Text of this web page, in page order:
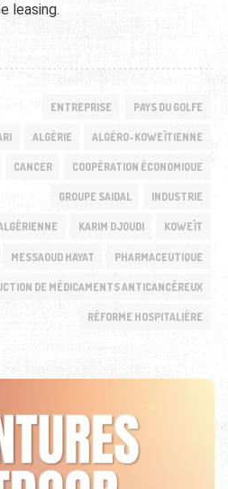
leasing.
ENTREPRISE PAYS DU GOLFE
ALGÉRIE ALGÉRO-KOWEÏTIENNE
CANCER COOPÉRATION ÉCONOMIQUE
GROUPE SAIDAL INDUSTRIE
KARIM DJOUDI KOWEÏT
MESSAOUD HAYAT PHARMACEUTIQUE
DE MÉDICAMENTS ANTICANCÉREUX
RÉFORME HOSPITALIÈRE